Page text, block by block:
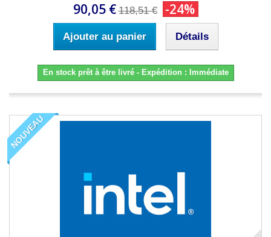
90,05 € 118,51 € -24%
Ajouter au panier Détails
En stock prêt à être livré - Expédition : Immédiate
NOUVEAU